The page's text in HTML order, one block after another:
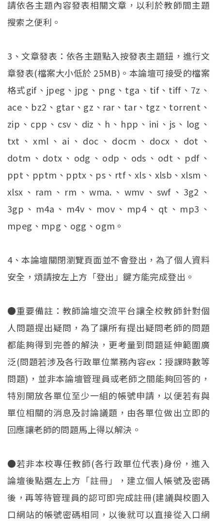
請依各主題內容發表相關文章，以利於教師間主題
搜索之便利。
3、文章發表：依各主題點入按發表主題鈕，進行文
章發表(檔案大小低於 25MB)。本論壇可接受的檔案
格式gif、jpeg、jpg、png、tga、tif、tiff、7z、
ace、bz2、gtar、gz、rar、tar、tgz、torrent、
zip、cpp、csv、diz、h、hpp、ini、js、log、
txt、xml、ai、doc、docm、docx、dot、
dotm、dotx、odg、odp、ods、odt、pdf、
ppt、pptm、pptx、ps、rtf、xls、xlsb、xlsm、
xlsx、ram、rm、wma.、wmv、swf、3g2、
3gp、m4a、m4v、mov、mp4、qt、mp3、
mpeg、mpg、ogg、ogm。
4、本論壇關閉瀏覽頁面並不會登出，為了個人資料
安全，煩請按左上方「登出」鍵方能完成登出。
●重要備註：教師論壇交流平台讓全校教師針對個
人問題提出疑問，為了讓所有提出疑問老師的問題
都能夠得到完善的解決，更考量到問題延伸範圍廣
泛(問題若涉及各行政單位業務內容ex：授課時數等
問題)，並非本論壇管理員或老師之間能夠回答的，
特別開放各單位至少一組的帳號申請，以便若有與
單位相關的消息及討論議題，由各單位做出立即的
回應讓老師的問題馬上得以解決。
●若非本校專任教師(各行政單位代表)身份，進入
論壇後點選左上方「註冊」，建立個人帳號及密碼
後，再等待管理員的認可即完成註冊(建議與校園入
口網站的帳號密碼相同，以後就可以直接從入口網